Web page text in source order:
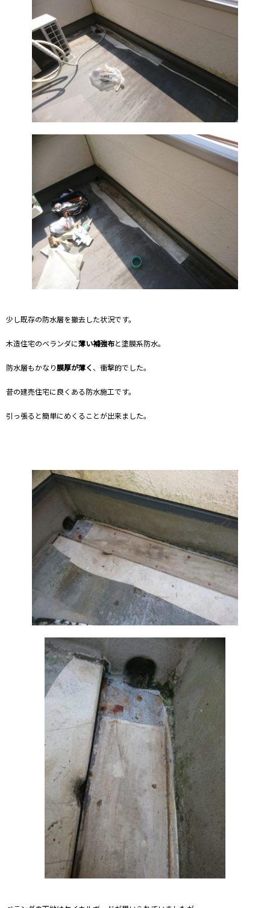
少し既存の防水層を撤去した状況です。
木造住宅のベランダに薄い補強布と塗膜系防水。
防水層もかなり膜厚が薄く 、衝撃的でした。
昔の建売住宅に良くある防水施工です。
引っ張ると簡単にめくることが出来ました。